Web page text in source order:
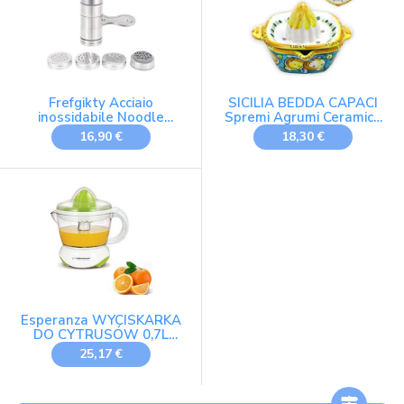
Frefgikty Acciaio
inossidabile Noodle
Machine Frutta Verdura
Juicer Cucina
16,90 €
SICILIA BEDDA CAPACI
Spremi Agrumi Ceramica
Caltagirone, L 13 x 9 h cm
ca. (1Unità) Varie opzioni
18,30 €
Esperanza WYCISKARKA
DO CYTRUSÓW 0,7L
CLEMENTINE ZIELONA
25,17 €